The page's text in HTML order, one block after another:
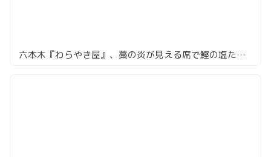
六本木『わらやき屋』、藁の炎が見える席で鰹の塩たたきと土佐料理を5品